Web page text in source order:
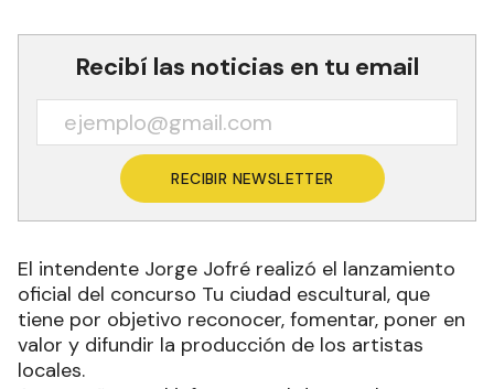
Recibí las noticias en tu email
RECIBIR NEWSLETTER
El intendente Jorge Jofré realizó el lanzamiento
oficial del concurso Tu ciudad escultural, que
tiene por objetivo reconocer, fomentar, poner en
valor y difundir la producción de los artistas
locales.